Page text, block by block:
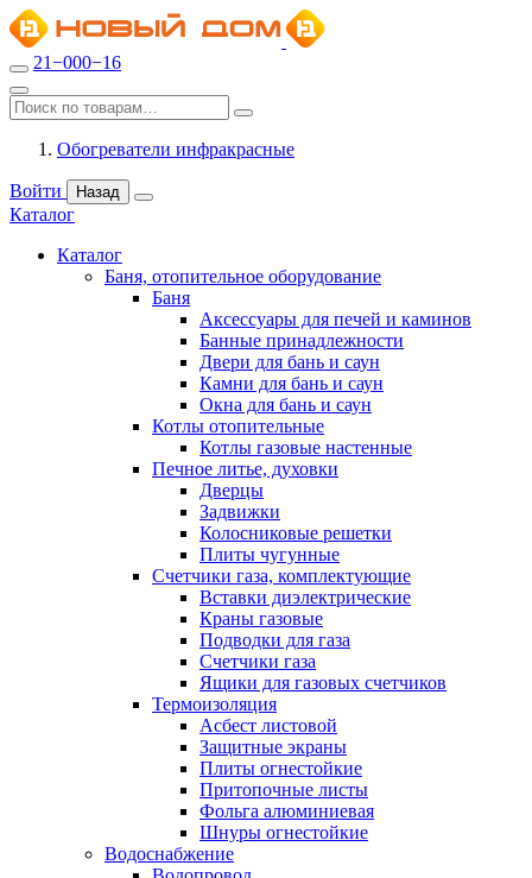
21−000−16
Обогреватели инфракрасные
Войти Назад
Каталог
Каталог
Баня, отопительное оборудование
Баня
Аксессуары для печей и каминов
Банные принадлежности
Двери для бань и саун
Камни для бань и саун
Окна для бань и саун
Котлы отопительные
Котлы газовые настенные
Печное литье, духовки
Дверцы
Задвижки
Колосниковые решетки
Плиты чугунные
Счетчики газа, комплектующие
Вставки диэлектрические
Краны газовые
Подводки для газа
Счетчики газа
Ящики для газовых счетчиков
Термоизоляция
Асбест листовой
Защитные экраны
Плиты огнестойкие
Притопочные листы
Фольга алюминиевая
Шнуры огнестойкие
Водоснабжение